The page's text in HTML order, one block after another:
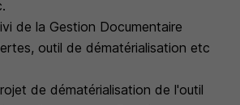
de la Gestion Documentaire
outil de dématérialisation etc
de dématérialisation de l'outil